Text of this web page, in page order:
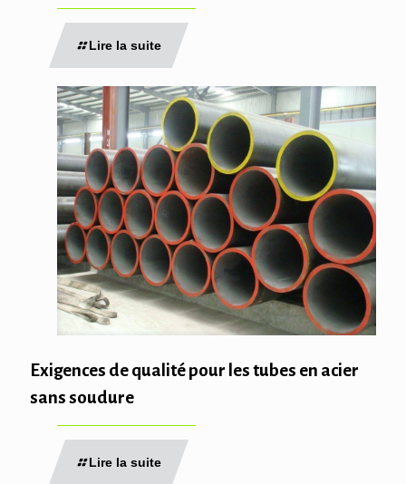
Lire la suite
Exigences de qualité pour les tubes en acier
sans soudure
Lire la suite